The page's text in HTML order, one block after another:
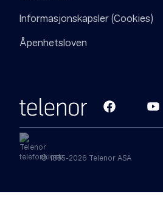
Informasjonskapsler (Cookies)
Åpenhetsloven
© 1855-2026 Telenor ASA